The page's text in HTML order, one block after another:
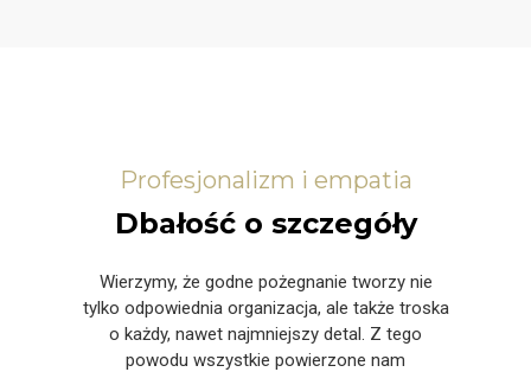
Profesjonalizm i empatia
Dbałość o szczegóły
Wierzymy, że godne pożegnanie tworzy nie
tylko odpowiednia organizacja, ale także troska
o każdy, nawet najmniejszy detal. Z tego
powodu wszystkie powierzone nam